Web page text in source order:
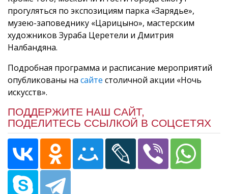
прогуляться по экспозициям парка «Зарядье»,
музею-заповеднику «Царицыно», мастерским
художников Зураба Церетели и Дмитрия
Налбандяна.
Подробная программа и расписание мероприятий
опубликованы на сайте столичной акции «Ночь
искусств».
ПОДДЕРЖИТЕ НАШ САЙТ,
ПОДЕЛИТЕСЬ ССЫЛКОЙ В СОЦСЕТЯХ